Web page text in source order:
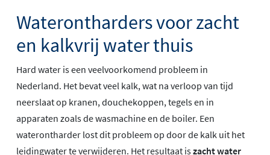
Waterontharders voor zacht
en kalkvrij water thuis
Hard water is een veelvoorkomend probleem in
Nederland. Het bevat veel kalk, wat na verloop van tijd
neerslaat op kranen, douchekoppen, tegels en in
apparaten zoals de wasmachine en de boiler. Een
waterontharder lost dit probleem op door de kalk uit het
leidingwater te verwijderen. Het resultaat iszacht water